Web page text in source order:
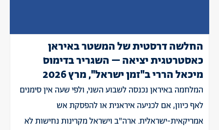
החלשה דרסטית של המשטר באיראן
כאסטרטגית יציאה – השגריר בדימוס
מיכאל הררי ב"זמן ישראל", מרץ 2026
המלחמה באיראן נכנסה לשבוע השני, ולפי שעה אין סימנים
לאף כיוון, אם לכניעה איראנית או להפסקת אש
אמריקאית-ישראלית. ארה"ב וישראל מקרינות נחישות לא